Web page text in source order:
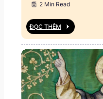
2 Min Read
ĐỌC THÊM